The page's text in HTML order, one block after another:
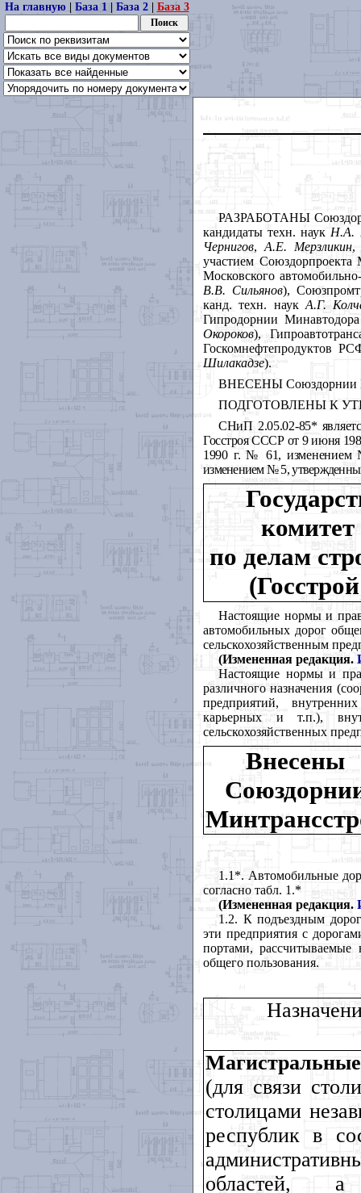
На главную| База 1| База 2| База 3
РАЗРАБОТАНЫ
кандидаты техн. наукН.А.
Чернигов, А.Е. Мерзликин
участием Союздорпроекта
Московского
В.В. Сильянов),
канд. техн. наукА.Г.
Гипродорнии
Окороков),
Госкомнефтепродуктов
Шилакадзе).
ВНЕСЕНЫ Союздорнии
ПОДГОТОВЛЕНЫ К
СНиП 2.05.02-85*
Госстроя СССР от 9 июня
1990 г. № 61, изменением
изменением № 5,
по делам
Настоящие нормы и
автомобильных дорог
сельскохозяйственным
(Измененная редакция.
Настоящие нормы и
различного назначения
предприятий,
карьерных и т.п.),
сельскохозяйственных
Внесены
1.1*. Автомобильные
согласно табл. 1.*
(Измененная редакция.
1.2. К подъездным
эти предприятия с
портами, рассчитываемые
общего пользования.
(для связи
столицами
республик в
областей, а